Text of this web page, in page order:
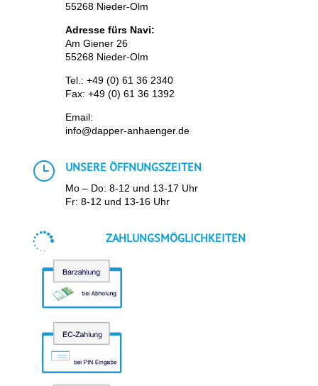
55268 Nieder-Olm
Adresse fürs Navi:
Am Giener 26
55268 Nieder-Olm
Tel.: +49 (0) 61 36 2340
Fax: +49 (0) 61 36 1392
Email:
info@dapper-anhaenger.de
} UNSERE ÖFFNUNGSZEITEN
Mo – Do: 8-12 und 13-17 Uhr
Fr: 8-12 und 13-16 Uhr
 ZAHLUNGSMÖGLICHKEITEN